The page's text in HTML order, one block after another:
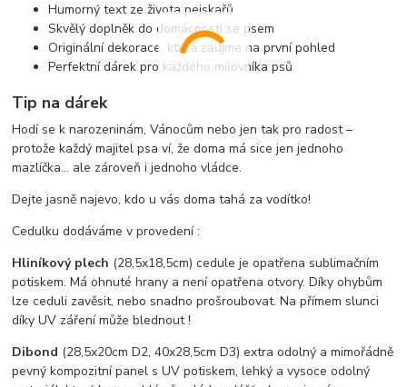
Humorný text ze života pejskařů
Skvělý doplněk do domácnosti se psem
Originální dekorace, která zaujme na první pohled
Perfektní dárek pro každého milovníka psů
Tip na dárek
Hodí se k narozeninám, Vánocům nebo jen tak pro radost –
protože každý majitel psa ví, že doma má sice jen jednoho
mazlíčka… ale zároveň i jednoho vládce.
Dejte jasně najevo, kdo u vás doma tahá za vodítko!
Cedulku dodáváme v provedení :
Hliníkový plech (28,5x18,5cm) cedule je opatřena sublimačním
potiskem. Má ohnuté hrany a není opatřena otvory. Díky ohybům
lze ceduli zavěsit, nebo snadno prošroubovat. Na přímem slunci
díky UV záření může blednout !
Dibond (28,5x20cm D2, 40x28,5cm D3) extra odolný a mimořádně
pevný kompozitní panel s UV potiskem, lehký a vysoce odolný